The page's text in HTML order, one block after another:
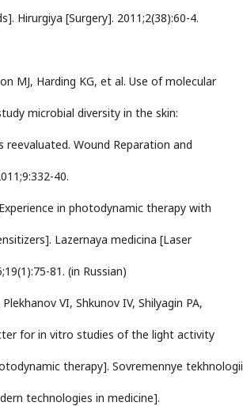
Hirurgiya [Surgery]. 2011;2(38):60-4.
MJ, Harding KG, et al. Use of molecular
microbial diversity in the skin:
reevaluated. Wound Reparation and
40.
in photodynamic therapy with
Lazernaya medicina [Laser
81. (in Russian)
VI, Shkunov IV, Shilyagin PA,
for in vitro studies of the light activity
therapy]. Sovremennye tekhnologii
technologies in medicine].